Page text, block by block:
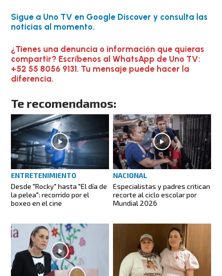
Sigue a Uno TV en Google Discover y consulta las
noticias al momento.
¿Tienes una denuncia o información que quieras
compartir? Escríbenos al WhatsApp de Uno TV:
+52 55 8056 9131. Tu mensaje puede hacer la
diferencia.
Te recomendamos:
ENTRETENIMIENTO
Desde "Rocky" hasta "El día de
la pelea": recorrido por el
boxeo en el cine
NACIONAL
Especialistas y padres critican
recorte al ciclo escolar por
Mundial 2026